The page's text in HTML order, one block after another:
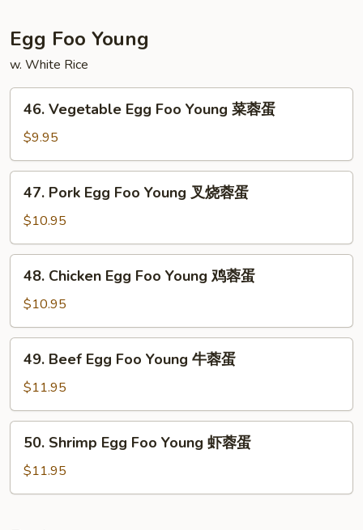
楼
捞
面
Egg Foo Young
w. White Rice
Vegetable
Egg
Foo
Young
46. Vegetable Egg Foo Young 菜蓉蛋
$9.95
Pork
Egg
Foo
Young
蛋
47. Pork Egg Foo Young 叉烧蓉蛋
$10.95
Chicken
Egg
Foo
Young
48. Chicken Egg Foo Young 鸡蓉蛋
$10.95
Beef
Egg
Foo
Young
49. Beef Egg Foo Young 牛蓉蛋
$11.95
Shrimp
Egg
Foo
50. Shrimp Egg Foo Young 虾蓉蛋
$11.95